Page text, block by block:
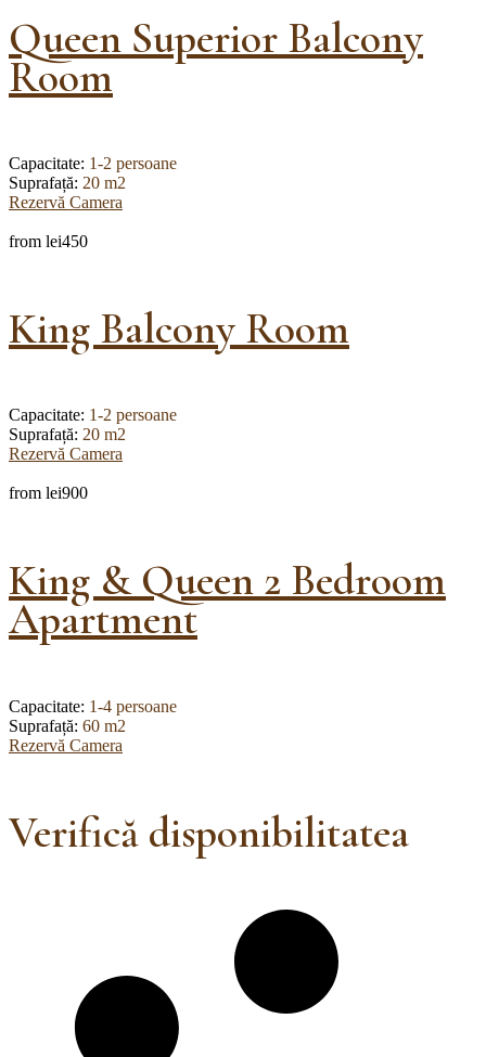
Queen Superior Balcony
Room
Capacitate: 1-2 persoane
Suprafață: 20 m2
Rezervă Camera
from lei450
King Balcony Room
Capacitate: 1-2 persoane
Suprafață: 20 m2
Rezervă Camera
from lei900
King & Queen 2 Bedroom
Apartment
Capacitate: 1-4 persoane
Suprafață: 60 m2
Rezervă Camera
Verifică disponibilitatea